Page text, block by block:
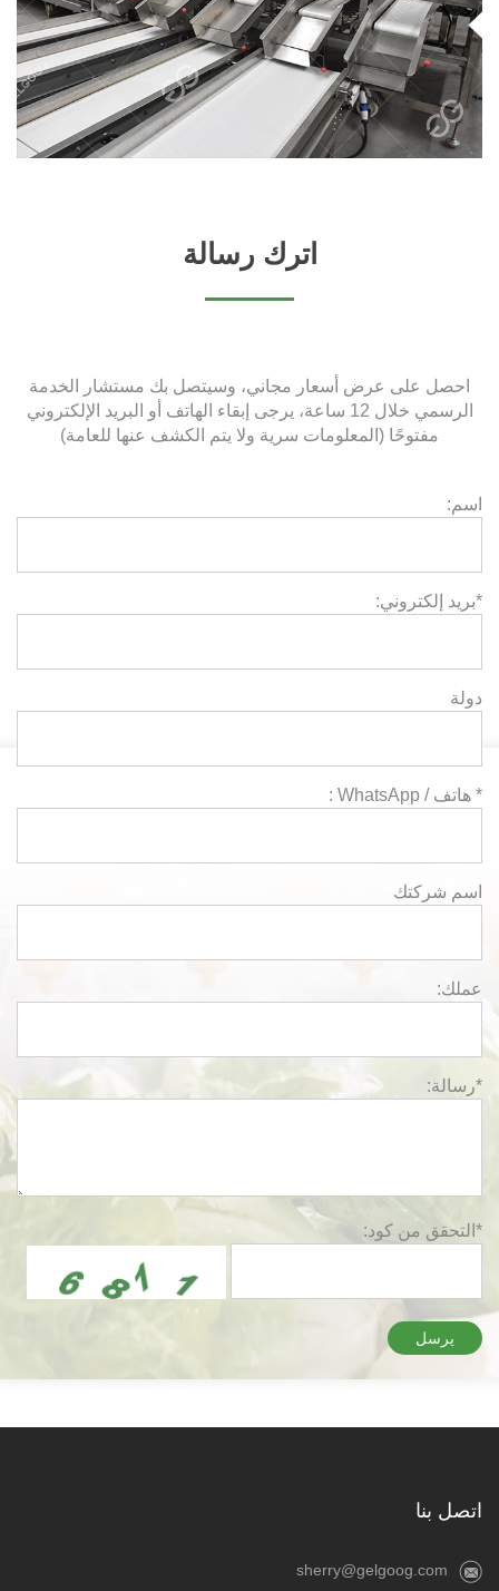
اترك رسالة
احصل على عرض أسعار مجاني، وسيتصل بك مستشار الخدمة
الرسمي خلال 12 ساعة، يرجى إبقاء الهاتف أو البريد الإلكتروني
مفتوحًا (المعلومات سرية ولا يتم الكشف عنها للعامة)
اسم:
*بريد إلكتروني:
دولة
* هاتف / WhatsApp :
اسم شركتك
عملك:
*رسالة:
*التحقق من كود:
يرسل
اتصل بنا
sherry@gelgoog.com